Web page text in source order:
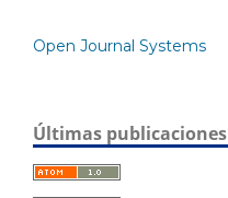
Open Journal Systems
Últimas publicaciones